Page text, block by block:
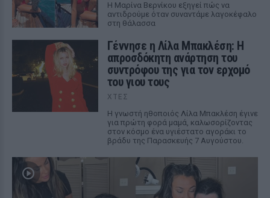
Η Μαρίνα Βερνίκου εξηγεί πώς να
αντιδρούμε όταν συναντάμε λαγοκέφαλο
στη θάλασσα
Γέννησε η Λίλα Μπακλέση: Η
απροσδόκητη ανάρτηση του
συντρόφου της για τον ερχομό
του γιου τους
ΧΤΕΣ
Η γνωστή ηθοποιός Λίλα Μπακλέση έγινε
για πρώτη φορά μαμά, καλωσορίζοντας
στον κόσμο ένα υγιέστατο αγοράκι το
βράδυ της Παρασκευής 7 Αυγούστου.